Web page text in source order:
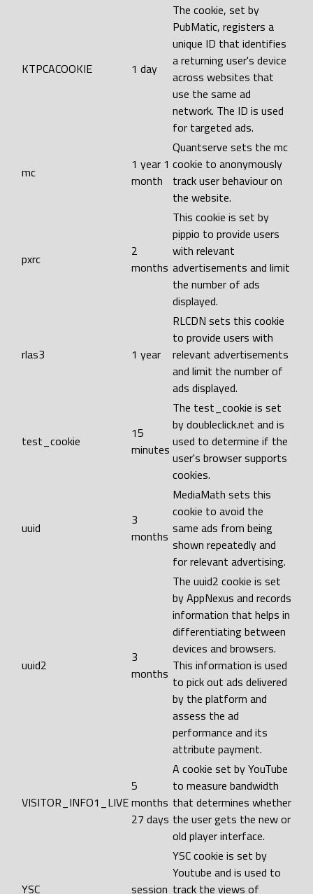
KTPCACOOKIE 1 day
The cookie, set by
PubMatic, registers a
unique ID that identifies
a returning user's device
across websites that
use the same ad
network. The ID is used
for targeted ads.
mc
1 year 1
month
Quantserve sets the mc
cookie to anonymously
track user behaviour on
the website.
pxrc
2
months
This cookie is set by
pippio to provide users
with relevant
advertisements and limit
the number of ads
displayed.
rlas3 1 year
RLCDN sets this cookie
to provide users with
relevant advertisements
and limit the number of
ads displayed.
test_cookie
15
minutes
The test_cookie is set
by doubleclick.net and is
used to determine if the
user's browser supports
cookies.
uuid
3
months
MediaMath sets this
cookie to avoid the
same ads from being
shown repeatedly and
for relevant advertising.
uuid2
3
months
The uuid2 cookie is set
by AppNexus and records
information that helps in
differentiating between
devices and browsers.
This information is used
to pick out ads delivered
by the platform and
assess the ad
performance and its
attribute payment.
VISITOR_INFO1_LIVE
5
months
27 days
A cookie set by YouTube
to measure bandwidth
that determines whether
the user gets the new or
old player interface.
YSC session
YSC cookie is set by
Youtube and is used to
track the views of